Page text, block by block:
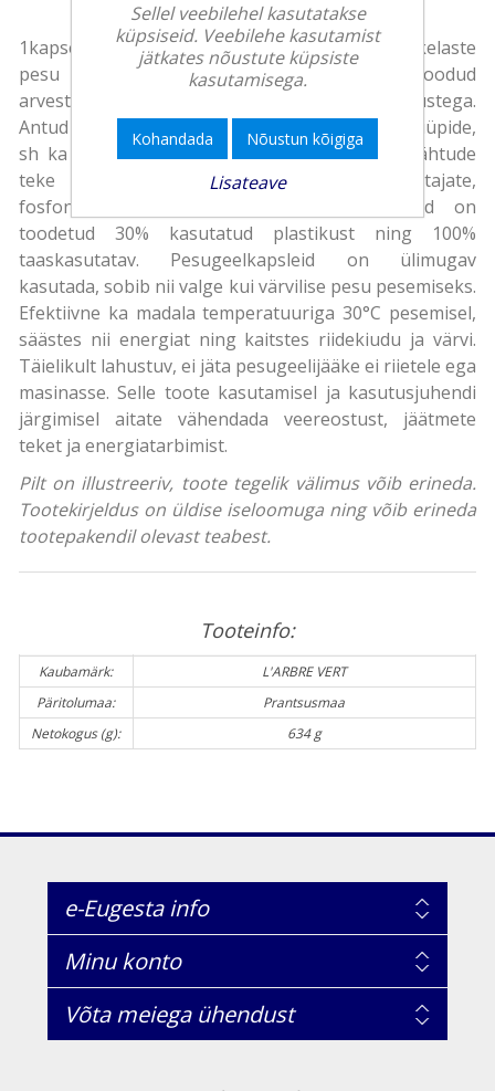
1kapsel=1 pesukord. Allergiaohutu, sobib ka väikelaste
pesu pesemiseks L’ARBRE VERT tooted on loodud
arvestades tundliku ja allergilise naha vajadustega.
Antud toode sobib kasutamiseks kõikide nahatüüpide,
sh ka kõige tundlikuma naha puhul. Allergianähtude
teke on minimeeritud. Optiliste pleegitajate,
fosfonaatide ja värvainetevaba. Plastpakend on
toodetud 30% kasutatud plastikust ning 100%
taaskasutatav. Pesugeelkapsleid on ülimugav
kasutada, sobib nii valge kui värvilise pesu pesemiseks.
Efektiivne ka madala temperatuuriga 30°C pesemisel,
säästes nii energiat ning kaitstes riidekiudu ja värvi.
Täielikult lahustuv, ei jäta pesugeelijääke ei riietele ega
masinasse. Selle toote kasutamisel ja kasutusjuhendi
järgimisel aitate vähendada veereostust, jäätmete
teket ja energiatarbimist.
Pilt on illustreeriv, toote tegelik välimus võib erineda.
Tootekirjeldus on üldise iseloomuga ning võib erineda
tootepakendil olevast teabest.
Tooteinfo:
Kaubamärk:
L'ARBRE VERT
Päritolumaa:
Prantsusmaa
Netokogus (g):
634 g
e-Eugesta info
Minu konto
Võta meiega ühendust
Sellel veebilehel kasutatakse
küpsiseid. Veebilehe kasutamist
jätkates nõustute küpsiste
kasutamisega.
Kohandada Nõustun kõigiga
Lisateave